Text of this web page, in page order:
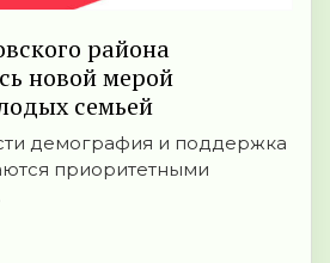
района
новой мерой
семьей
демография и поддержка
приоритетными